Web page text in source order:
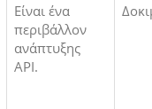
Είναι ένα
περιβάλλον
ανάπτυξης
API.